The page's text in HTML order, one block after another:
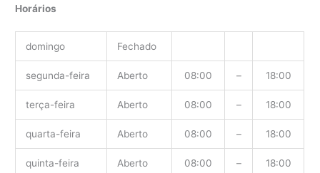
Horários
domingo Fechado
segunda-feira Aberto 08:00 – 18:00
terça-feira Aberto 08:00 – 18:00
quarta-feira Aberto 08:00 – 18:00
quinta-feira Aberto 08:00 – 18:00